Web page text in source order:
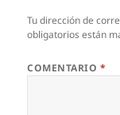
Tu dirección de
obligatorios están
COMENTARIO *